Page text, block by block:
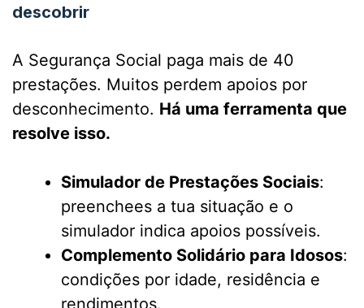
descobrir
A Segurança Social paga mais de 40
prestações. Muitos perdem apoios por
desconhecimento. Há uma ferramenta que
resolve isso.
Simulador de Prestações Sociais:
preenchees a tua situação e o
simulador indica apoios possíveis.
Complemento Solidário para Idosos:
condições por idade, residência e
rendimentos.